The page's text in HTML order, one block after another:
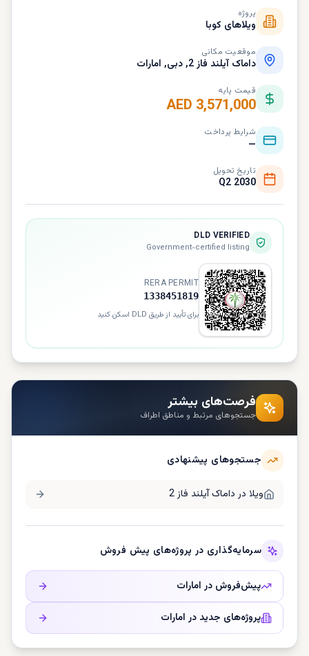
پروژه
ویلاهای کوبا
موقعیت مکانی
داماک آیلند فاز 2, دبی, امارات
قیمت پایه
AED 3,571,000
شرایط پرداخت
—
تاریخ تحویل
Q2 2030
DLD VERIFIED
Government-certified listing
RERA PERMIT
1338451819
برای تأیید از طریق DLD اسکن کنید
فرصت‌های بیشتر
جستجوهای مرتبط و مناطق اطراف
جستجوهای پیشنهادی
ویلا در داماک آیلند فاز 2
سرمایه‌گذاری در پروژه‌های پیش فروش
پیش‌فروش در امارات
پروژه‌های جدید در امارات